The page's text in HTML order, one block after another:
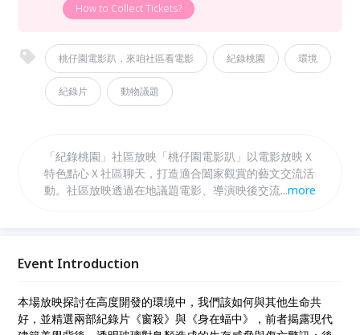
How to Collect Tickets?
桃仔園電影趴，來咱社區看電影 紀錄桃園 環境
紀錄片 動物議題
「紀錄桃園」社區放映「桃仔園電影趴」以電影放映Ｘ
特色點心Ｘ社區聊天，打造適合闔家觀賞的藝文交流活
動。社區放映透過在地議題電影、導演映後交流，深化
題，開啟更多對話可能。場地選擇延續與在地夥伴合
...more
Event Introduction
本場放映探討在高度開發的環境中，我們該如何與其他生命共
好，並精選兩部紀錄片《窗殺》與《身在蝠中》，前者揭露現代